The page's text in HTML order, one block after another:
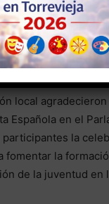
intercambiar
territorios y ampliar
los principales
Europea.
local agradecieron
Española en el
la
fomentar la
de la juventud en